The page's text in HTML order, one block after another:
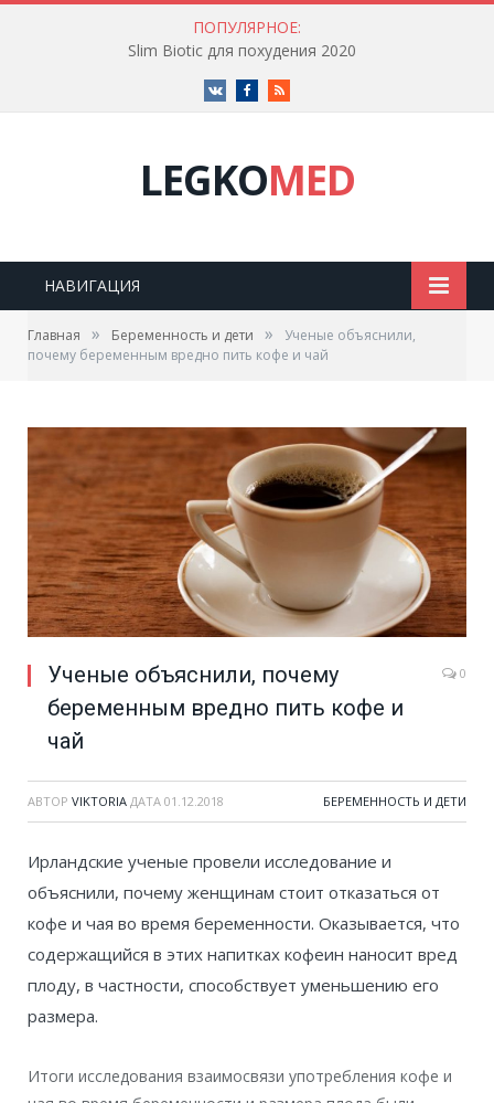
ПОПУЛЯРНОЕ:
Slim Biotic для похудения 2020
Vk FacebookRSS
LEGKOMED
НАВИГАЦИЯ
Главная » Беременность и дети »
Ученые объяснили,
почему беременным вредно пить кофе и чай
Ученые объяснили, почему
беременным вредно пить кофе и
чай
0
АВТОР VIKTORIA ДАТА 01.12.2018 БЕРЕМЕННОСТЬ И ДЕТИ
Ирландские ученые провели исследование и
объяснили, почему женщинам стоит отказаться от
кофе и чая во время беременности. Оказывается, что
содержащийся в этих напитках кофеин наносит вред
плоду, в частности, способствует уменьшению его
размера.
Итоги исследования взаимосвязи употребления кофе и